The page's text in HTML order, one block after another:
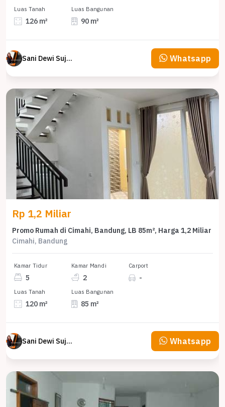
Luas Tanah
126 m²
Luas Bangunan
90 m²
Sani Dewi Sujono Whatsapp
Rp 1,2 Miliar
Promo Rumah di Cimahi, Bandung, LB 85m², Harga 1,2 Miliar
Cimahi, Bandung
Kamar Tidur
5
Kamar Mandi
2
Carport
-
Luas Tanah
120 m²
Luas Bangunan
85 m²
Sani Dewi Sujono Whatsapp